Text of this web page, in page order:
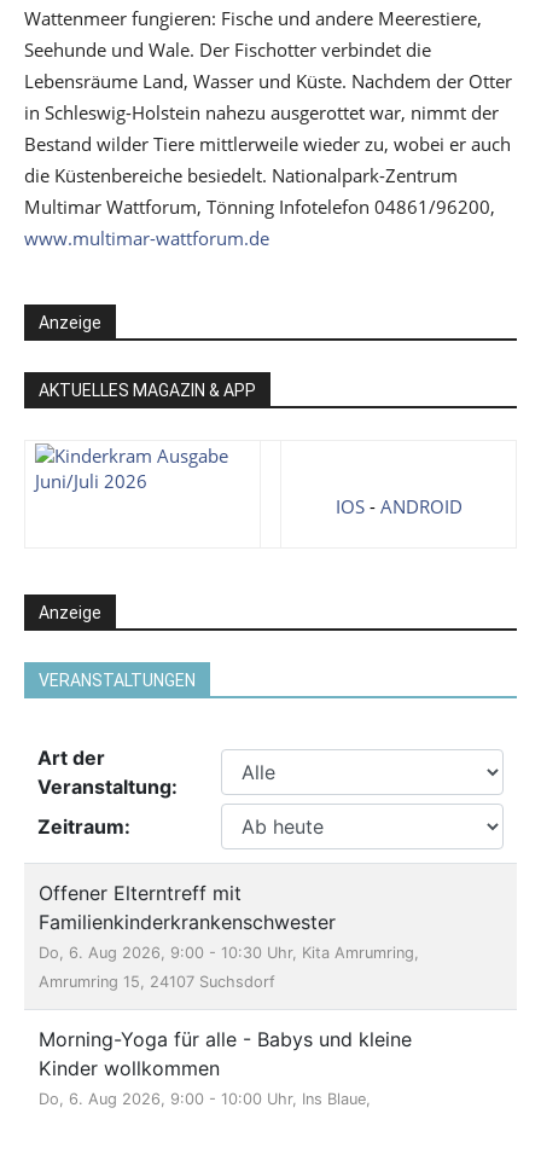
Wattenmeer fungieren: Fische und andere Meerestiere,
Seehunde und Wale. Der Fischotter verbindet die
Lebensräume Land, Wasser und Küste. Nachdem der Otter
in Schleswig-Holstein nahezu ausgerottet war, nimmt der
Bestand wilder Tiere mittlerweile wieder zu, wobei er auch
die Küstenbereiche besiedelt. Nationalpark-Zentrum
Multimar Wattforum, Tönning Infotelefon 04861/96200,
www.multimar-wattforum.de
Anzeige
AKTUELLES MAGAZIN & APP
IOS- ANDROID
Anzeige
VERANSTALTUNGEN